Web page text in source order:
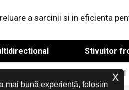
mai bună experiență, folosim
x
a sarcinii si in eficienta
Stivuitor
(roti 360 HX) Doar frontal